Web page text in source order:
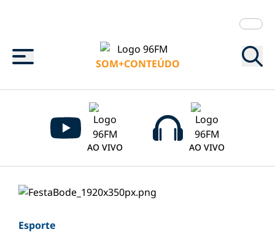
Menu
SOM+CONTEÚDO
AO VIVO AO VIVO
Esporte